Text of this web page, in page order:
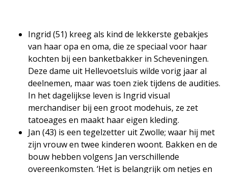
Ingrid (51) kreeg als kind de lekkerste gebakjes
van haar opa en oma, die ze speciaal voor haar
kochten bij een banketbakker in Scheveningen.
Deze dame uit Hellevoetsluis wilde vorig jaar al
deelnemen, maar was toen ziek tijdens de audities.
In het dagelijkse leven is Ingrid visual
merchandiser bij een groot modehuis, ze zet
tatoeages en maakt haar eigen kleding.
Jan (43) is een tegelzetter uit Zwolle; waar hij met
zijn vrouw en twee kinderen woont. Bakken en de
bouw hebben volgens Jan verschillende
overeenkomsten. ‘Het is belangrijk om netjes en